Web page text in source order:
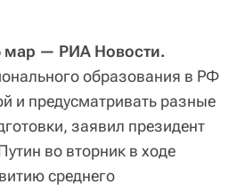
мар — РИА Новости.
образования в РФ
и предусматривать разные
заявил президент
во вторник в ходе
среднего